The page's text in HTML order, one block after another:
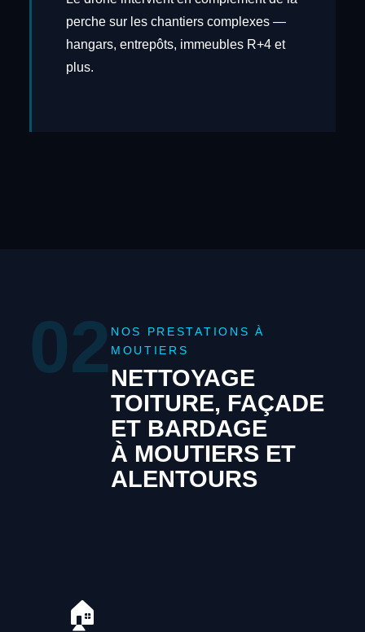
perche sur les chantiers complexes —
hangars, entrepôts, immeubles R+4 et
plus.
02 NOS PRESTATIONS À
MOUTIERS
NETTOYAGE
TOITURE, FAÇADE
ET BARDAGE
À MOUTIERS ET
ALENTOURS
🏠